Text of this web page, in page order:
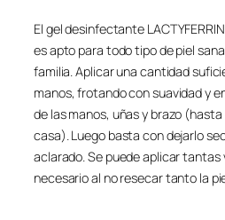
El gel desinfectante
es apto para todo tipo de piel
familia. Aplicar una cantidad
manos, frotando con suavidad y
de las manos, uñas y brazo
casa). Luego basta con dejarlo
aclarado. Se puede aplicar tantas
necesario al no resecar tanto la